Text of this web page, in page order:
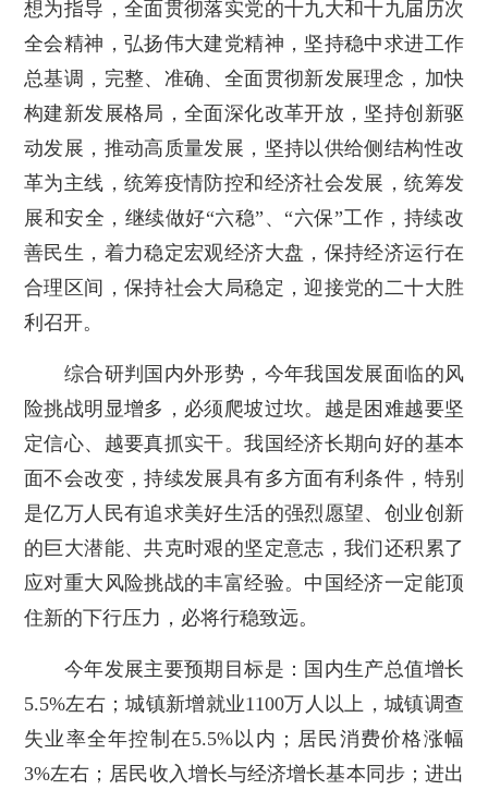
想为指导，全面贯彻落实党的十九大和十九届历次
全会精神，弘扬伟大建党精神，坚持稳中求进工作
总基调，完整、准确、全面贯彻新发展理念，加快
构建新发展格局，全面深化改革开放，坚持创新驱
动发展，推动高质量发展，坚持以供给侧结构性改
革为主线，统筹疫情防控和经济社会发展，统筹发
展和安全，继续做好“六稳”、“六保”工作，持续改
善民生，着力稳定宏观经济大盘，保持经济运行在
合理区间，保持社会大局稳定，迎接党的二十大胜
利召开。
综合研判国内外形势，今年我国发展面临的风
险挑战明显增多，必须爬坡过坎。越是困难越要坚
定信心、越要真抓实干。我国经济长期向好的基本
面不会改变，持续发展具有多方面有利条件，特别
是亿万人民有追求美好生活的强烈愿望、创业创新
的巨大潜能、共克时艰的坚定意志，我们还积累了
应对重大风险挑战的丰富经验。中国经济一定能顶
住新的下行压力，必将行稳致远。
今年发展主要预期目标是：国内生产总值增长
5.5%左右；城镇新增就业1100万人以上，城镇调查
失业率全年控制在5.5%以内；居民消费价格涨幅
3%左右；居民收入增长与经济增长基本同步；进出